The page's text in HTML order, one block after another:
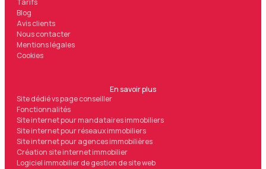
Tarifs
Blog
Avis clients
Nous contacter
Mentions légales
Cookies
En savoir plus
Site dédié vs page conseiller
Fonctionnalités
Site internet pour mandataires immobiliers
Site internet pour réseaux immobiliers
Site internet pour agences immobilières
Création site internet immobilier
Logiciel immobilier de gestion de site web